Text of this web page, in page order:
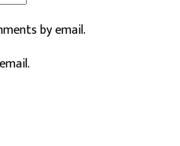
by email.